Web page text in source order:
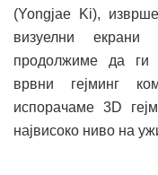
(Yongjae Ki),
визуелни
продолжиме да ги
врвни гејминг
испорачаме 3D
највисоко ниво на